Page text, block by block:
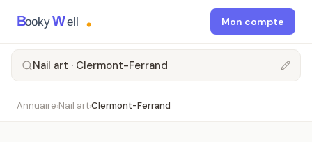
BookyWell Mon compte
Nail art · Clermont-Ferrand
Annuaire›Nail art›Clermont-Ferrand